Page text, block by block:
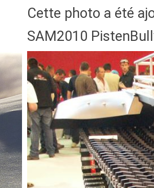
Cette photo a été
SAM2010